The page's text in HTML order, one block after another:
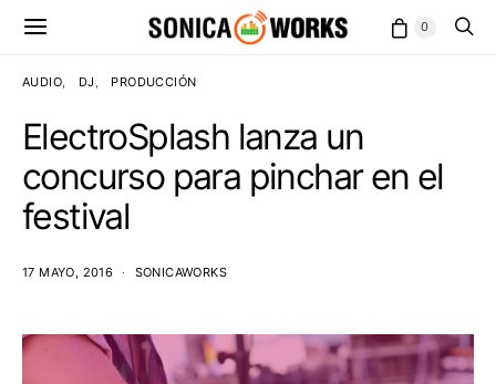
0
AUDIO DJ PRODUCCIÓN
ElectroSplash lanza un
concurso para pinchar en el
festival
17 MAYO, 2016 SONICAWORKS